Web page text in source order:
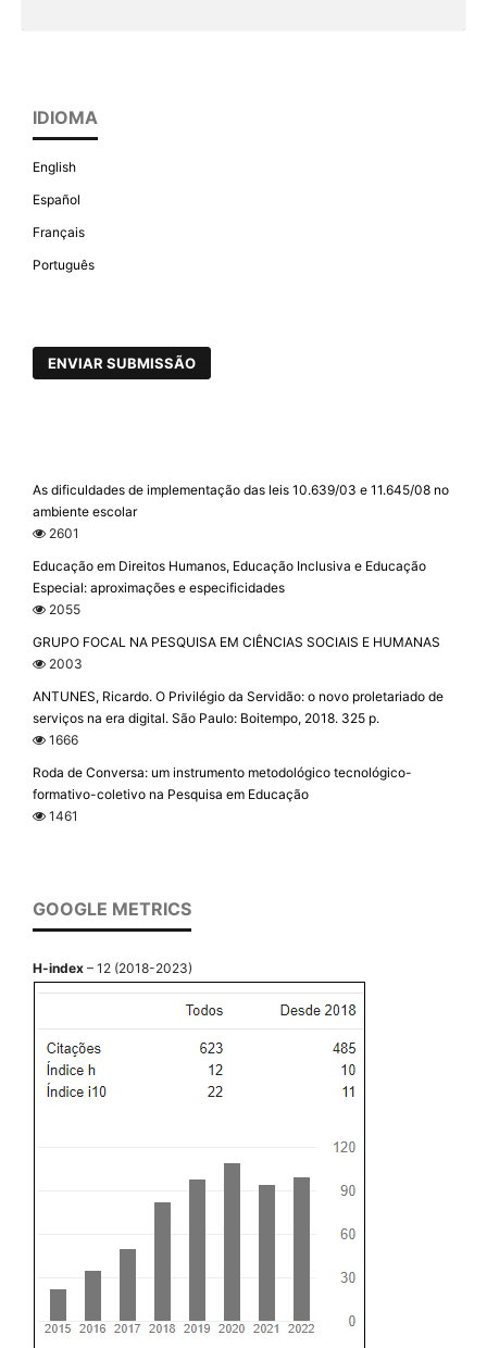
IDIOMA
English
Español
Français
Português
ENVIAR SUBMISSÃO
As dificuldades de implementação das leis 10.639/03 e 11.645/08 no
ambiente escolar
2601
Educação em Direitos Humanos, Educação Inclusiva e Educação
Especial: aproximações e especificidades
2055
GRUPO FOCAL NA PESQUISA EM CIÊNCIAS SOCIAIS E HUMANAS
2003
ANTUNES, Ricardo. O Privilégio da Servidão: o novo proletariado de
serviços na era digital. São Paulo: Boitempo, 2018. 325 p.
1666
Roda de Conversa: um instrumento metodológico tecnológico-
formativo-coletivo na Pesquisa em Educação
1461
GOOGLE METRICS
H-index – 12 (2018-2023)